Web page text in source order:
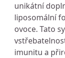
unikátní
liposomální
ovoce. Tato
imunitu a